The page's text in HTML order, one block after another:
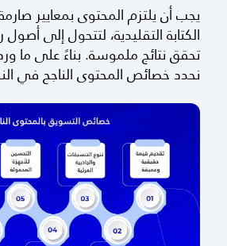
يجب أن يلتزم المحتوى بمعايير
الكتابة التقليدية، لتتحول إلى
تحقق نتائج ملموسة. بناءً على ما
نحدد خصائص المحتوى الناجح في